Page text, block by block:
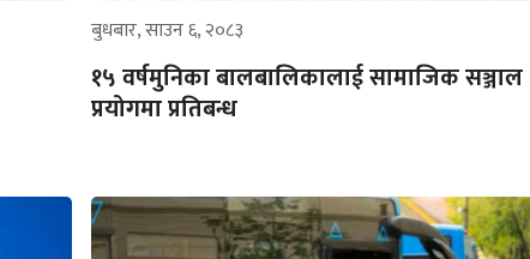
बुधबार, साउन ६, २०८३
१५ वर्षमुनिका बालबालिकालाई सामाजिक सञ्जाल
प्रयोगमा प्रतिबन्ध